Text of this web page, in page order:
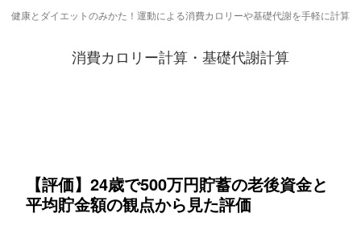
健康とダイエットのみかた！運動による消費カロリーや基礎代謝を手軽に計算
消費カロリー計算・基礎代謝計算
【評価】24歳で500万円貯蓄の老後資金と
平均貯金額の観点から見た評価